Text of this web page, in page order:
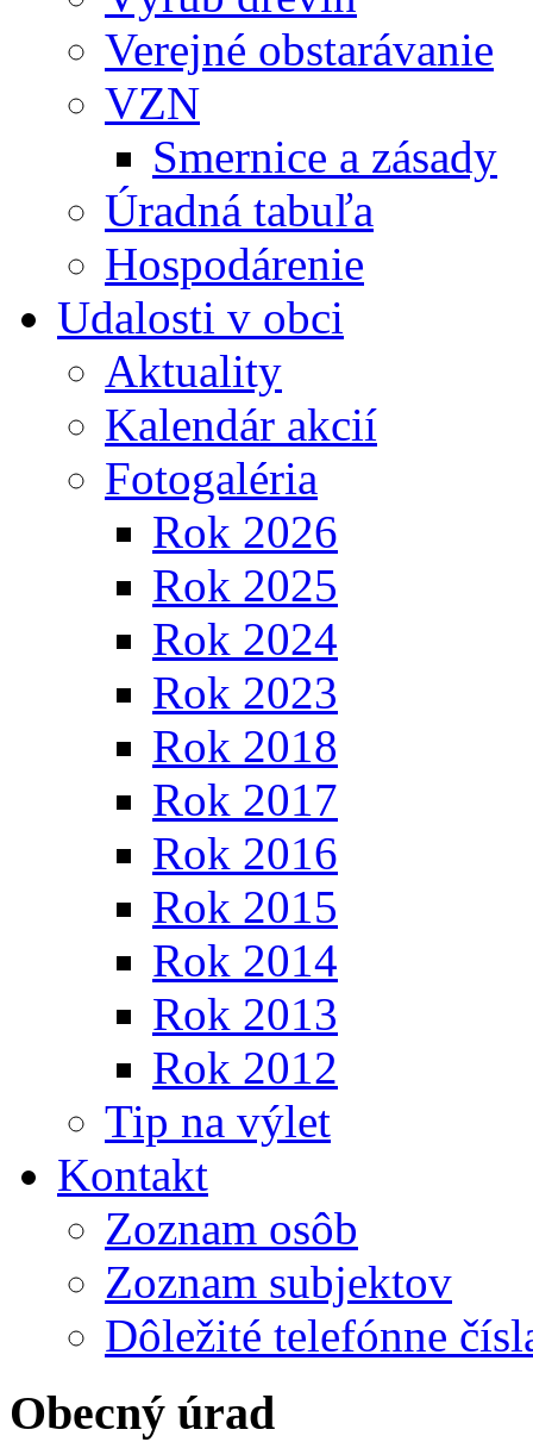
Verejné obstarávanie
VZN
Smernice a zásady
Úradná tabuľa
Hospodárenie
Udalosti v obci
Aktuality
Kalendár akcií
Fotogaléria
Rok 2026
Rok 2025
Rok 2024
Rok 2023
Rok 2018
Rok 2017
Rok 2016
Rok 2015
Rok 2014
Rok 2013
Rok 2012
Tip na výlet
Kontakt
Zoznam osôb
Zoznam subjektov
Dôležité telefónne
Obecný úrad